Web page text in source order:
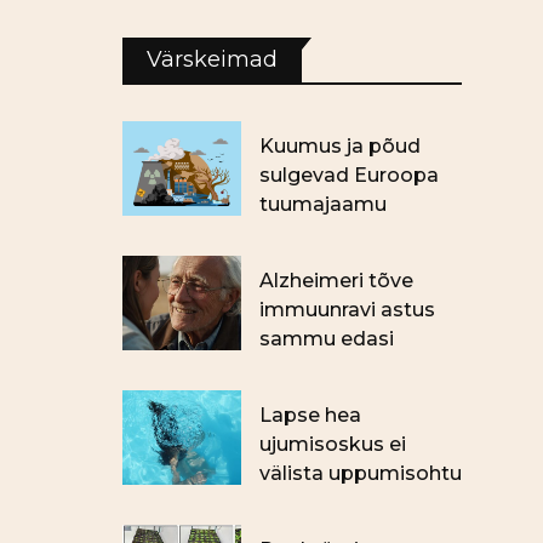
Värskeimad
Kuumus ja põud
sulgevad Euroopa
tuumajaamu
Alzheimeri tõve
immuunravi astus
sammu edasi
Lapse hea
ujumisoskus ei
välista uppumisohtu